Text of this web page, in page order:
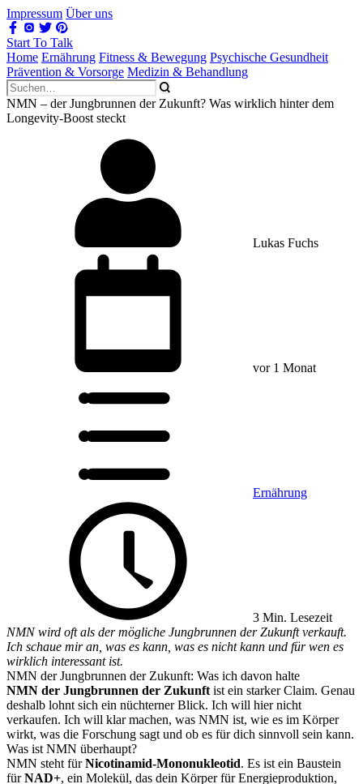
Impressum Über uns
Start To Talk
Home Ernährung Fitness & Bewegung Psychische Gesundheit
Prävention & Vorsorge Medizin & Behandlung
NMN – der Jungbrunnen der Zukunft? Was wirklich hinter dem
Longevity-Boost steckt
Lukas Fuchs
vor 1 Monat
Ernährung
3 Min. Lesezeit
NMN wird oft als der mögliche Jungbrunnen der Zukunft verkauft.
Ich schaue mir an, was es kann, was es nicht kann und für wen es
wirklich interessant ist.
NMN der Jungbrunnen der Zukunft: Was ich davon halte
NMN der Jungbrunnen der Zukunft ist ein starker Claim. Genau
deshalb lohnt sich ein nüchterner Blick. Ich will hier nicht
verkaufen. Ich will klar machen, was NMN ist, wie es im Körper
wirkt, was die Forschung sagt und ob es für dich sinnvoll sein kann.
Was ist NMN überhaupt?
NMN steht fürNicotinamid-Mononukleotid. Es ist ein Baustein
fürNAD+, ein Molekül, das dein Körper für Energieproduktion,